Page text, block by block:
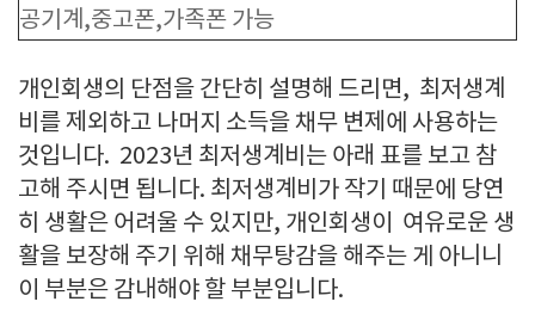
공기계,중고폰,가족폰 가능
개인회생의 단점을 간단히 설명해 드리면, 최저생계
비를 제외하고 나머지 소득을 채무 변제에 사용하는
것입니다. 2023년 최저생계비는 아래 표를 보고 참
고해 주시면 됩니다. 최저생계비가 작기 때문에 당연
히 생활은 어려울 수 있지만, 개인회생이 여유로운 생
활을 보장해 주기 위해 채무탕감을 해주는 게 아니니
이 부분은 감내해야 할 부분입니다.